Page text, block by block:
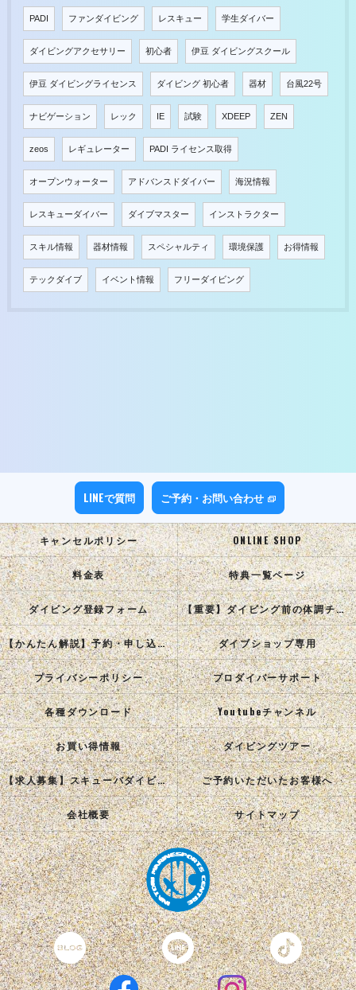
PADI ファンダイビング レスキュー 学生ダイバー
ダイビングアクセサリー 初心者 伊豆 ダイビングスクール
伊豆 ダイビングライセンス ダイビング 初心者 器材 台風22号
ナビゲーション レック IE 試験 XDEEP ZEN
zeos レギュレーター PADI ライセンス取得
オープンウォーター アドバンスドダイバー 海況情報
レスキューダイバー ダイブマスター インストラクター
スキル情報 器材情報 スペシャルティ 環境保護 お得情報
テックダイブ イベント情報 フリーダイビング
LINEで質問 ご予約・お問い合わせ
キャンセルポリシー ONLINE SHOP
料金表 特典一覧ページ
ダイビング登録フォーム 【重要】ダイビング前の体調チェック
【かんたん解説】予約・申し込み手順 ダイブショップ専用
プライバシーポリシー プロダイバーサポート
各種ダウンロード Youtubeチャンネル
お買い得情報 ダイビングツアー
【求人募集】スキューバダイビングインストラクターを目指す正社員を募集中！ ご予約いただいたお客様へ
会社概要 サイトマップ